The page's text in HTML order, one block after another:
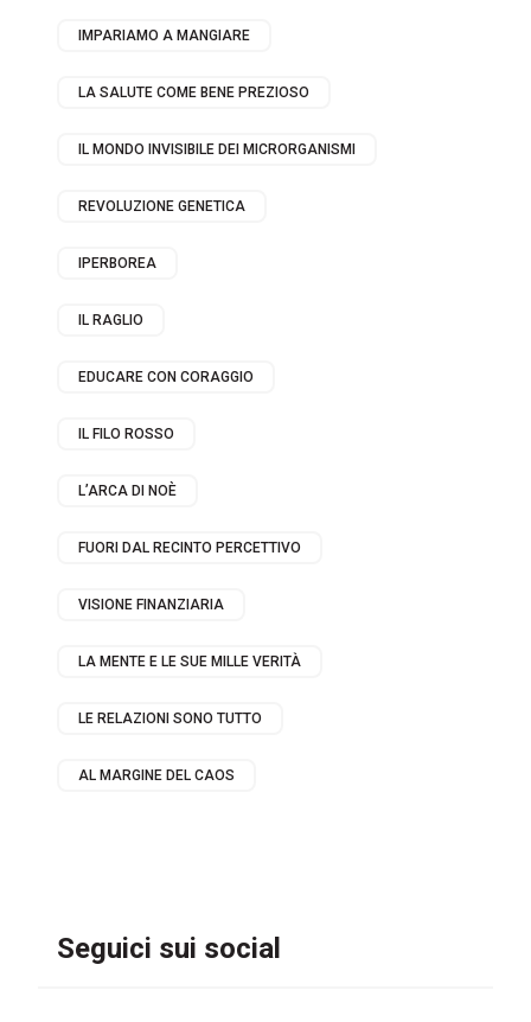
IMPARIAMO A MANGIARE
LA SALUTE COME BENE PREZIOSO
IL MONDO INVISIBILE DEI MICRORGANISMI
REVOLUZIONE GENETICA
IPERBOREA
IL RAGLIO
EDUCARE CON CORAGGIO
IL FILO ROSSO
L’ARCA DI NOÈ
FUORI DAL RECINTO PERCETTIVO
VISIONE FINANZIARIA
LA MENTE E LE SUE MILLE VERITÀ
LE RELAZIONI SONO TUTTO
AL MARGINE DEL CAOS
Seguici sui social